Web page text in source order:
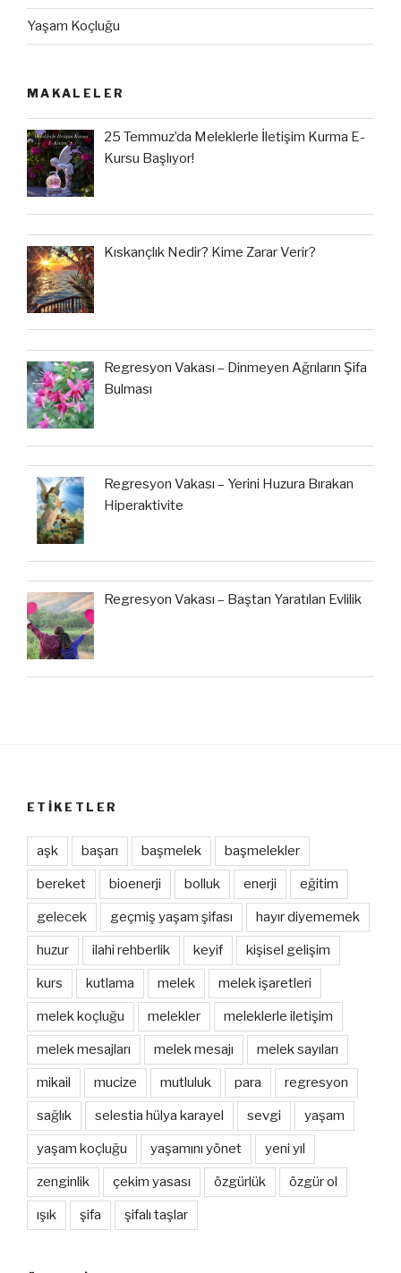
Yaşam Koçluğu
MAKALELER
25 Temmuz’da Meleklerle İletişim Kurma E-
Kursu Başlıyor!
Kıskançlık Nedir? Kime Zarar Verir?
Regresyon Vakası – Dinmeyen Ağrıların Şifa
Bulması
Regresyon Vakası – Yerini Huzura Bırakan
Hiperaktivite
Regresyon Vakası – Baştan Yaratılan Evlilik
ETIKETLER
aşk başarı başmelek başmelekler
bereket bioenerji bolluk enerji eğitim
gelecek geçmiş yaşam şifası hayır diyememek
huzur ilahi rehberlik keyif kişisel gelişim
kurs kutlama melek melek işaretleri
melek koçluğu melekler meleklerle iletişim
melek mesajları melek mesajı melek sayıları
mikail mucize mutluluk para regresyon
sağlık selestia hülya karayel sevgi yaşam
yaşam koçluğu yaşamını yönet yeni yıl
zenginlik çekim yasası özgürlük özgür ol
ışık şifa şifalı taşlar